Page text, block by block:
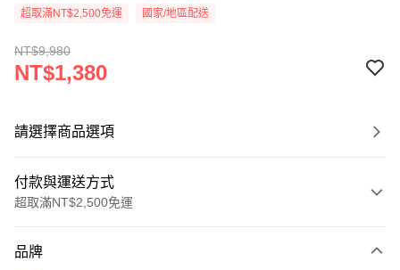
超取滿NT$2,500免運 國家/地區配送
NT$9,980
NT$1,380
請選擇商品選項
付款與運送方式
超取滿NT$2,500免運
信用卡一次付款
品牌